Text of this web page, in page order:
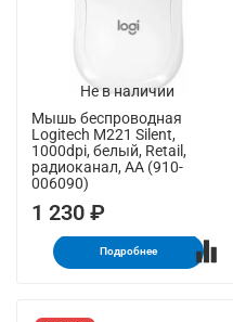
Не в наличии
Мышь беспроводная
Logitech M221 Silent,
1000dpi, белый, Retail,
радиоканал, AA (910-
006090)
1 230 ₽
Подробнее